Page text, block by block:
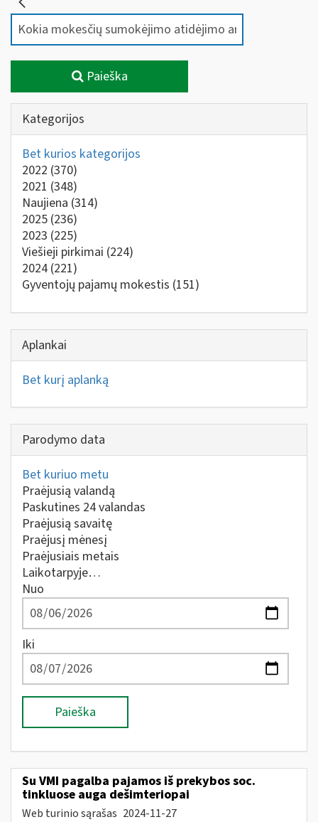
Paieška
Kategorijos
Bet kurios kategorijos
2022 (370)
2021 (348)
Naujiena (314)
2025 (236)
2023 (225)
Viešieji pirkimai (224)
2024 (221)
Gyventojų pajamų mokestis (151)
Aplankai
Bet kurį aplanką
Parodymo data
Bet kuriuo metu
Praėjusią valandą
Paskutines 24 valandas
Praėjusią savaitę
Praėjusį mėnesį
Praėjusiais metais
Laikotarpyje…
Nuo
Iki
Paieška
Su VMI pagalba pajamos iš prekybos soc.
tinkluose auga dešimteriopai
Web turinio sąrašas 2024-11-27